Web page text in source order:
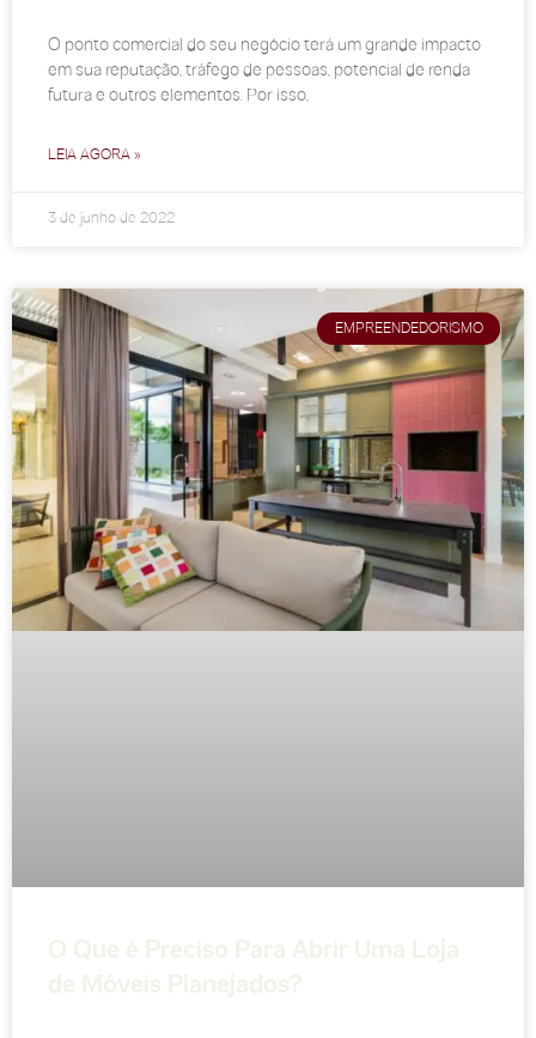
O ponto comercial do seu negócio terá um grande impacto
em sua reputação, tráfego de pessoas, potencial de renda
futura e outros elementos. Por isso,
LEIA AGORA »
3 de junho de 2022
EMPREENDEDORISMO
O Que é Preciso Para Abrir Uma Loja
de Móveis Planejados?